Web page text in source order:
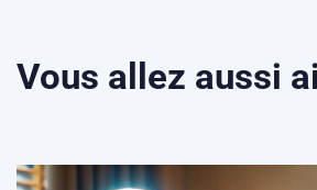
Vous allez aussi